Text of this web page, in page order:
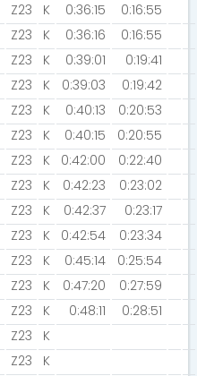
Z23 K 0:36:15
0:16:55
Z23 K 0:36:16
0:16:55
Z23 K 0:39:01
0:19:41
Z23 K 0:39:03
0:19:42
Z23 K 0:40:13
0:20:53
Z23 K 0:40:15
0:20:55
Z23 K 0:42:00
0:22:40
Z23 K 0:42:23
0:23:02
Z23 K 0:42:37
0:23:17
Z23 K 0:42:54
0:23:34
Z23 K 0:45:14
0:25:54
Z23 K 0:47:20
0:27:59
Z23 K 0:48:11
0:28:51
Z23
K
Z23
K